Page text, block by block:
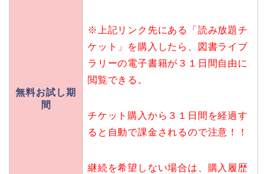
無料お試し期
間
※上記リンク先にある「読み放題チ
ケット」を購入したら、図書ライブ
ラリーの電子書籍が３１日間自由に
閲覧できる。
チケット購入から３１日間を経過す
ると自動で課金されるので注意！！
継続を希望しない場合は、購入履歴